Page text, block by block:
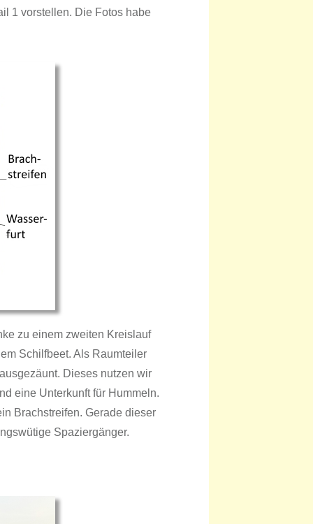
1 vorstellen. Die Fotos habe
zu einem zweiten Kreislauf
Schilfbeet. Als Raumteiler
Dieses nutzen wir
eine Unterkunft für Hummeln.
Brachstreifen. Gerade dieser
Spaziergänger.